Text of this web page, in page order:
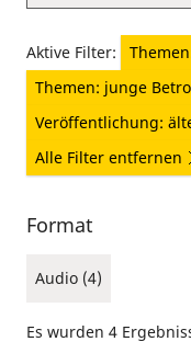
Aktive Filter:
Themen: junge
Veröffentlichung:
Alle Filter entfernen
Format
Audio (4)
Es wurden 4